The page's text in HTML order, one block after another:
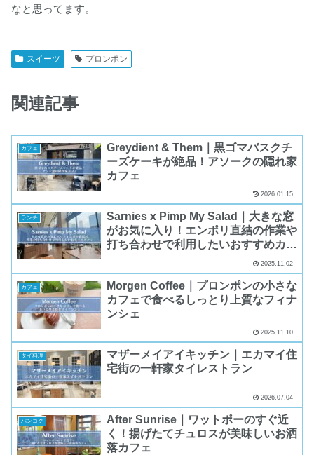
なと思ってます。
スイーツ プロンポン
関連記事
カフェ
Greydient & Them｜黒ゴマバスクチ
ーズケーキが絶品！アソークの隠れ家
カフェ
2026.01.15
ランチ
Sarnies x Pimp My Salad｜大きな窓
がお気に入り！エンポリ直結の作業や
打ち合わせで利用したいおすすめカフ
2025.11.02
カフェ
Morgen Coffee｜プロンポンの小さな
カフェで食べるしっとり上質なフィナ
ンシェ
2025.11.10
タイ料理
マザーメイアイキッチン｜エカマイ住
宅街の一軒家タイレストラン
2026.07.04
バンコク
After Sunrise｜ワットポーのすぐ近
く！揚げたてチュロスが美味しいお洒
落カフェ